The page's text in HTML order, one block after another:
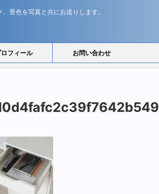
景色を写真と共にお送りします。
ロフィール お問い合わせ